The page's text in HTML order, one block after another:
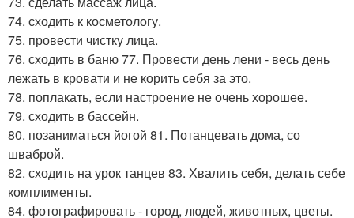
74. сходить к косметологу.
75. провести чистку лица.
76. сходить в баню 77. Провести день лени - весь день
лежать в кровати и не корить себя за это.
78. поплакать, если настроение не очень хорошее.
79. сходить в бассейн.
80. позаниматься йогой 81. Потанцевать дома, со
шваброй.
82. сходить на урок танцев 83. Хвалить себя, делать себе
комплименты.
84. фотографировать - город, людей, животных, цветы.